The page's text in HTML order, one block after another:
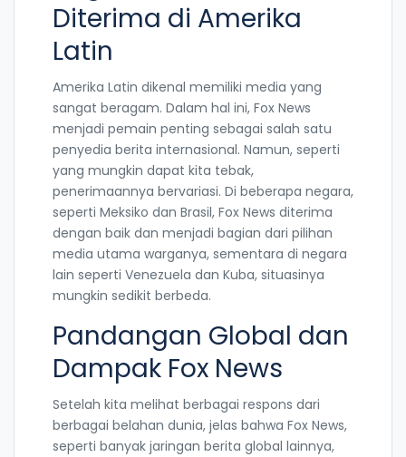
Diterima di Amerika
Latin
Amerika Latin dikenal memiliki media yang
sangat beragam. Dalam hal ini, Fox News
menjadi pemain penting sebagai salah satu
penyedia berita internasional. Namun, seperti
yang mungkin dapat kita tebak,
penerimaannya bervariasi. Di beberapa negara,
seperti Meksiko dan Brasil, Fox News diterima
dengan baik dan menjadi bagian dari pilihan
media utama warganya, sementara di negara
lain seperti Venezuela dan Kuba, situasinya
mungkin sedikit berbeda.
Pandangan Global dan
Dampak Fox News
Setelah kita melihat berbagai respons dari
berbagai belahan dunia, jelas bahwa Fox News,
seperti banyak jaringan berita global lainnya,